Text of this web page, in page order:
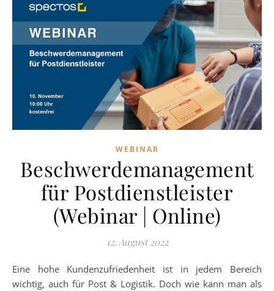
WEBINAR
Beschwerdemanagement
für Postdienstleister
(Webinar | Online)
12. August 2022
Eine hohe Kundenzufriedenheit ist in jedem Bereich
wichtig, auch für Post & Logistik. Doch wie kann man als